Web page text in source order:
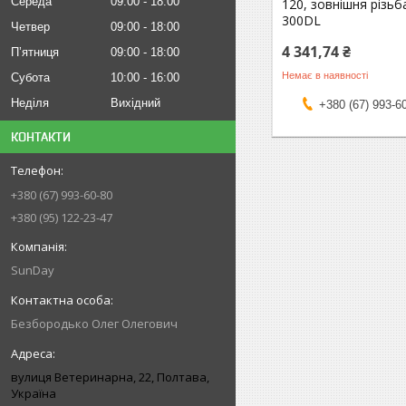
Четвер
09:00
18:00
Пʼятниця
09:00
18:00
Субота
10:00
16:00
Неділя
Вихідний
КОНТАКТИ
+380 (67) 993-60-80
+380 (95) 122-23-47
SunDay
Безбородько Олег Олегович
вулиця Ветеринарна, 22, Полтава,
Україна
120, зовнішня
300DL
4 341,74 ₴
Немає в наявності
+380 (67) 993-